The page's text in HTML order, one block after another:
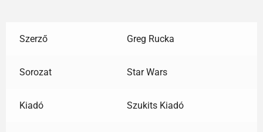
Szerző Greg Rucka
Sorozat Star Wars
Kiadó Szukits Kiadó